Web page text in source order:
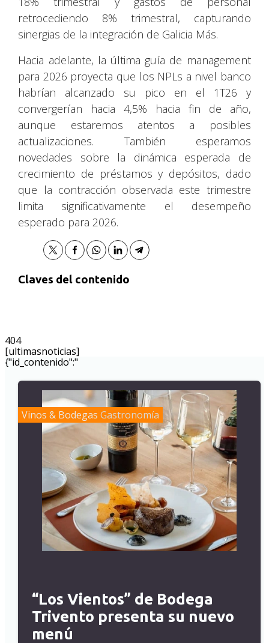
404
[ultimasnoticias]
retrocediendo 8% trimestral, capturando
sinergias de la integración de Galicia Más.
Hacia adelante, la última guía de management
para 2026 proyecta que los NPLs a nivel banco
habrían alcanzado su pico en el 1T26 y
convergerían hacia 4,5% hacia fin de año,
aunque estaremos atentos a posibles
actualizaciones. También esperamos
novedades sobre la dinámica esperada de
crecimiento de préstamos y depósitos, dado
que la contracción observada este trimestre
limita significativamente el desempeño
esperado para 2026.
Claves del contenido
{"id_contenido":"
Vinos & Bodegas Gastronomía
“Los Vientos” de Bodega
Trivento presenta su nuevo
menú